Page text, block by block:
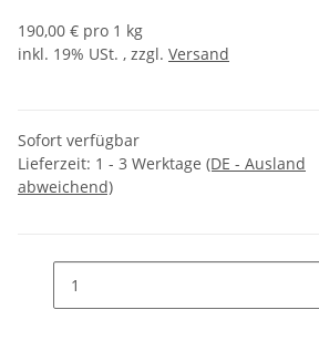
190,00 € pro 1 kg
inkl. 19% USt. , zzgl. Versand
Sofort verfügbar
Lieferzeit: 1 - 3 Werktage (DE - Ausland
abweichend)